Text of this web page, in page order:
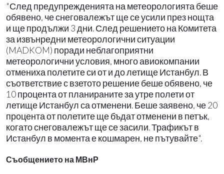
"След предупрежденията на метеорологията беше
обявено, че снеговалежът ще се усили през нощта
и ще продължи 3 дни. След решението на Комитета
за извънредни метеорологични ситуации
(MADKOM) поради неблагоприятни
метеорологични условия, много авиокомпании
отмениха полетите си от и до летище Истанбул. В
съответствие с взетото решение беше обявено, че
10 процента от планираните за утре полети от
летище Истанбул са отменени. Беше заявено, че 20
процента от полетите ще бъдат отменени в петък,
когато снеговалежът ще се засили. Трафикът в
Истанбул в момента е кошмарен, не пътувайте".
Съобщението на МВнР